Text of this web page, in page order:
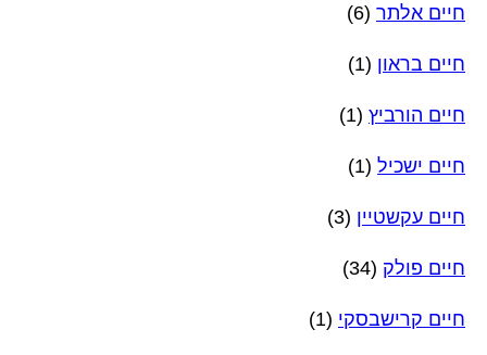
חיים אלתר (6)
חיים בראון (1)
חיים הורביץ (1)
חיים ישכיל (1)
חיים עקשטיין (3)
חיים פולק (34)
חיים קרישבסקי (1)